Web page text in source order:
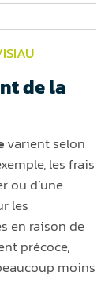
de la
varient selon
les frais
ou d’une
les
en raison de
précoce,
moins